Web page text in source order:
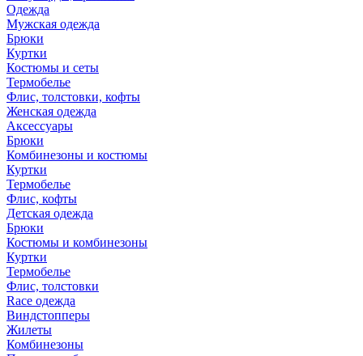
Одежда
Мужская одежда
Брюки
Куртки
Костюмы и сеты
Термобелье
Флис, толстовки, кофты
Женская одежда
Аксессуары
Брюки
Комбинезоны и костюмы
Куртки
Термобелье
Флис, кофты
Детская одежда
Брюки
Костюмы и комбинезоны
Куртки
Термобелье
Флис, толстовки
Race одежда
Виндстопперы
Жилеты
Комбинезоны